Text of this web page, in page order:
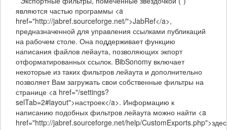
являются частью программы <a
href="http://jabref.sourceforge.net/">JabRef</a>,
предназначенной для управления ссылками публикаций
на рабочем столе. Она поддерживает функцию
написания файлов лейаута, позволяющих экпорт
отформатированных ссылок. BibSonomy включает
некоторые из таких фильтров лейаута и дополнительно
позволяет Вам загружать свои собственные фильтры на
странице <a href="/settings?
selTab=2#layout">настроек</a>. Информацию к
написанию подобных фильтров лейаута можно найти <a
href="http://jabref.sourceforge.net/help/